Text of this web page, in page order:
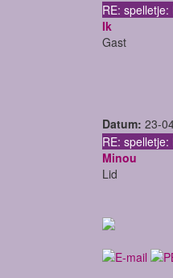
RE:
Ik
Gast
Datum: 23-
RE:
Minou
Lid